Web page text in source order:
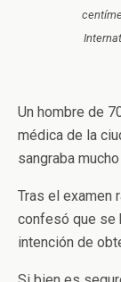
Un hombre de
médica de la
sangraba
Tras el examen
confesó que se
intención de